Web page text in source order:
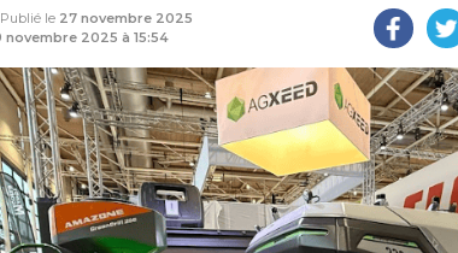
Publié le 27 novembre 2025
novembre 2025 à 15:54